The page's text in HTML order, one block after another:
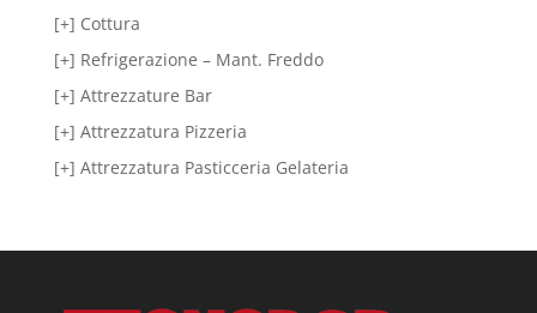
[+] Cottura
[+] Refrigerazione – Mant. Freddo
[+] Attrezzature Bar
[+] Attrezzatura Pizzeria
[+] Attrezzatura Pasticceria Gelateria